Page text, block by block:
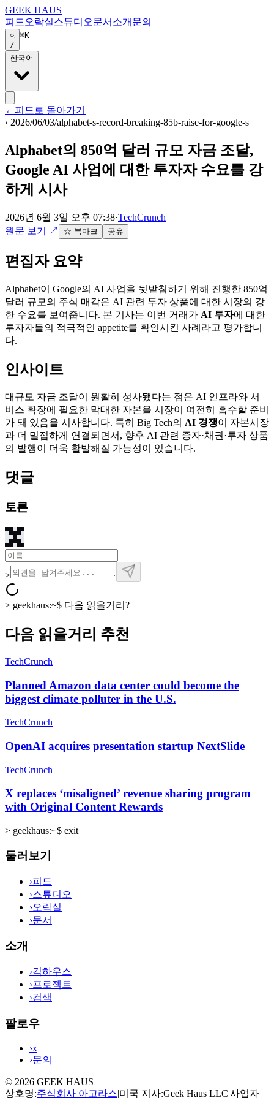
GEEK HAUS
피드 오락실스튜디오문서 소개 문의
/
⌘K
한국어
← 피드로 돌아가기
› 2026/06/03/alphabet-s-record-breaking-85b-raise-for-google-s
Alphabet의 850억 달러 규모 자금 조달,
Google AI 사업에 대한 투자자 수요를 강
하게 시사
2026년 6월 3일 오후 07:38·TechCrunch
원문 보기
↗ ☆ 북마크 공유
편집자 요약
Alphabet이 Google의 AI 사업을 뒷받침하기 위해 진행한 850억
달러 규모의 주식 매각은 AI 관련 투자 상품에 대한 시장의 강
한 수요를 보여줍니다. 본 기사는 이번 거래가 AI 투자에 대한
투자자들의 적극적인 appetite를 확인시킨 사례라고 평가합니
다.
인사이트
대규모 자금 조달이 원활히 성사됐다는 점은 AI 인프라와 서
비스 확장에 필요한 막대한 자본을 시장이 여전히 흡수할 준비
가 돼 있음을 시사합니다. 특히 Big Tech의 AI 경쟁이 자본시장
과 더 밀접하게 연결되면서, 향후 AI 관련 증자·채권·투자 상품
의 발행이 더욱 활발해질 가능성이 있습니다.
댓글
토론
>
> geekhaus:~$ 다음 읽을거리?
다음 읽을거리 추천
TechCrunch
Planned Amazon data center could become the
biggest climate polluter in the U.S.
TechCrunch
OpenAI acquires presentation startup NextSlide
TechCrunch
X replaces ‘misaligned’ revenue sharing program
with Original Content Rewards
> geekhaus:~$ exit
둘러보기
›피드
›스튜디오
›오락실
›문서
소개
›긱하우스
›프로젝트
›검색
팔로우
›x
›문의
© 2026 GEEK HAUS
상호명:주식회사 아고라스|미국 지사:Geek Haus LLC|사업자